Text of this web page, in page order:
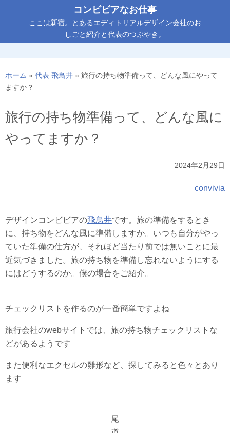
ン
へ
ス
ッ
プ
コンビビアなお仕事
ここは新宿。とあるエディトリアルデザイン会社のお
しごと紹介と代表のつぶやき。
ホーム » 代表 飛鳥井 » 旅行の持ち物準備って、どんな風にやって
ますか？
旅行の持ち物準備って、どんな風に
やってますか？
2024年2月29日
convivia
デザインコンビビアの飛鳥井です。旅の準備をするとき
に、持ち物をどんな風に準備しますか。いつも自分がやっ
ていた準備の仕方が、それほど当たり前では無いことに最
近気づきました。旅の持ち物を準備し忘れないようにする
にはどうするのか。僕の場合をご紹介。
チェックリストを作るのが一番簡単ですよね
旅行会社のwebサイトでは、旅の持ち物チェックリストな
どがあるようです
また便利なエクセルの雛形など、探してみると色々とあり
ます
尾